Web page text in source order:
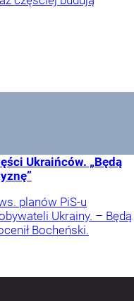
Ukraińców. „Będą
planów PiS-u
Ukrainy. – Będą
Bocheński.